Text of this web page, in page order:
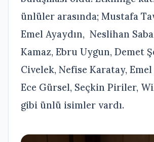
ünlüler arasında; Mustafa
Emel Ayaydın, Neslihan
Kamaz, Ebru Uygun, Demet
Civelek, Nefise Karatay, Emel
Ece Gürsel, Seçkin Piriler,
gibi ünlü isimler vardı.